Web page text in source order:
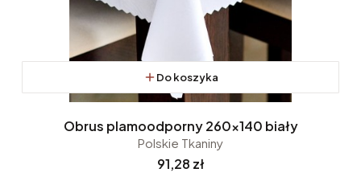
Do koszyka
Obrus plamoodporny 260x140 biały
Polskie Tkaniny
Cena
91,28 zł